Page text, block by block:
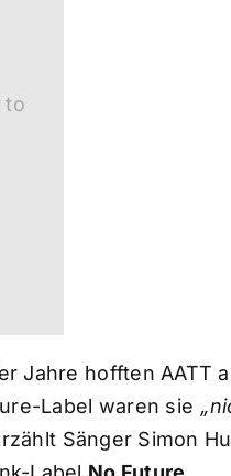
to
Jahre hofften AATT
Label waren sie
Sänger Simon